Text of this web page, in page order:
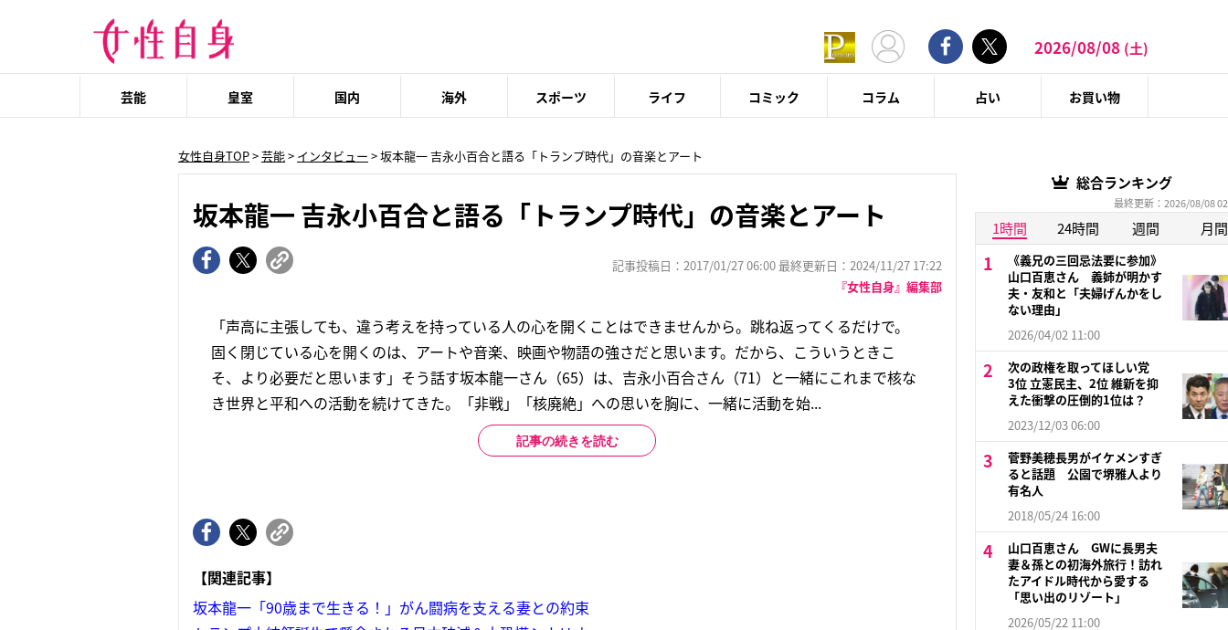
2026/08/08 (土)
芸能 皇室 国内 海外 スポーツ ライフ コミック コラム 占い お買い物
女性自身TOP>芸能> インタビュー > 坂本龍一 吉永小百合と語る「トランプ時代」の音楽とアート
坂本龍一 吉永小百合と語る「トランプ時代」の音楽とアート
記事投稿日：2017/01/27 06:00 最終更新日：2024/11/27 17:22
『女性自身』編集部
「声高に主張しても、違う考えを持っている人の心を開くことはできませんから。跳ね返ってくるだけで。
固く閉じている心を開くのは、アートや音楽、映画や物語の強さだと思います。だから、こういうときこ
そ、より必要だと思います」そう話す坂本龍一さん（65）は、吉永小百合さん（71）と一緒にこれまで核な
き世界と平和への活動を続けてきた。「非戦」「核廃絶」への思いを胸に、一緒に活動を始...
記事の続きを読む
【関連記事】
坂本龍一「90歳まで生きる！」がん闘病を支える妻との約束
総合ランキング
最終更新：2026/08/08
1時間 24時間 週間 月間
《義兄の三回忌法要に参加》
山口百恵さん 義姉が明かす
夫・友和と「夫婦げんかをし
ない理由」
2026/04/02 11:00
次の政権を取ってほしい党
3位 立憲民主、2位 維新を抑
えた衝撃の圧倒的1位は？
2023/12/03 06:00
菅野美穂長男がイケメンすぎ
ると話題 公園で堺雅人より
有名人
2018/05/24 16:00
山口百恵さん GWに長男夫
妻＆孫との初海外旅行！訪れ
たアイドル時代から愛する
「思い出のリゾート」
2026/05/22 11:00